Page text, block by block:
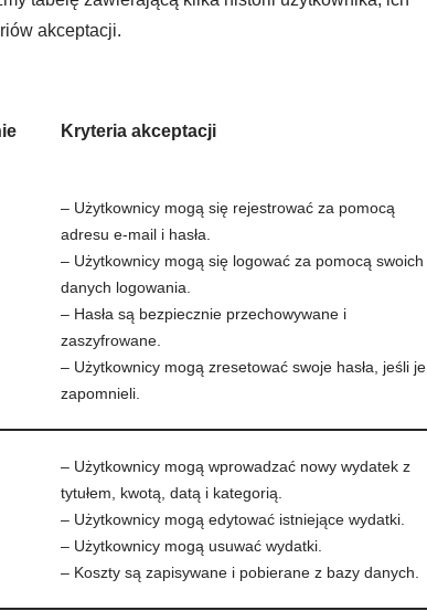
akceptacji.
Kryteria akceptacji
– Użytkownicy mogą się rejestrować za pomocą
adresu e-mail i hasła.
– Użytkownicy mogą się logować za pomocą swoich
danych logowania.
– Hasła są bezpiecznie przechowywane i
zaszyfrowane.
– Użytkownicy mogą zresetować swoje hasła, jeśli je
zapomnieli.
– Użytkownicy mogą wprowadzać nowy wydatek z
tytułem, kwotą, datą i kategorią.
– Użytkownicy mogą edytować istniejące wydatki.
– Użytkownicy mogą usuwać wydatki.
– Koszty są zapisywane i pobierane z bazy danych.